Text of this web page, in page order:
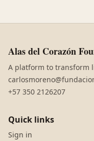
Alas del Corazón
A platform to transform
+57 350 2126207
Quick links
Sign in